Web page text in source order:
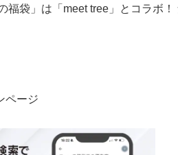
福袋」は「meet tree」とコラボ
ページ